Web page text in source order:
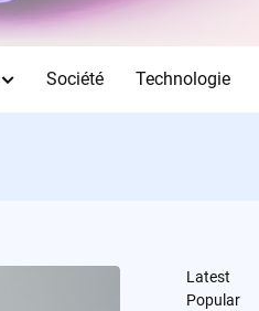
Société Technologie
Latest
Popular